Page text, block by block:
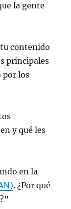
la gente
contenido
principales
por los
y qué les
en la
. ¿Por qué